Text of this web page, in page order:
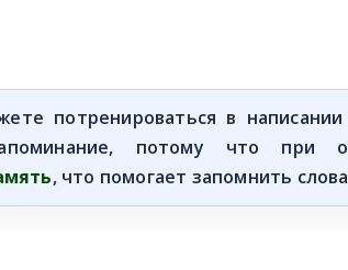
потренироваться в написании
потому что при
, что помогает запомнить слова
Помогу Вам подготовиться к TOEFL
или ЕГЭ.
За полгода вывожу ученика
начального уровня на уровень